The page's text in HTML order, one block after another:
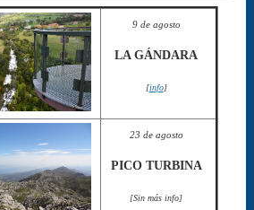
9 de agosto
LA GÁNDARA
[info]
23 de agosto
PICO TURBINA
[Sin más info]